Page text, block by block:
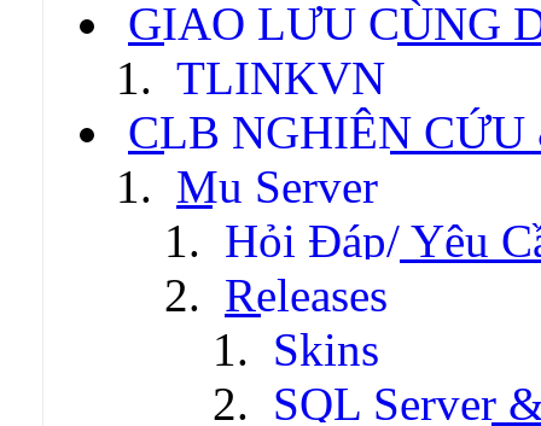
GIAO LƯU CÙNG
TLINKVN
CLB NGHIÊN
Mu Server
Hỏi Đáp/ Yêu
Releases
Skins
SQL Server